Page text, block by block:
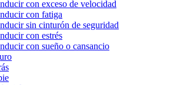
con exceso de velocidad
con fatiga
sin cinturón de seguridad
con estrés
con sueño o cansancio